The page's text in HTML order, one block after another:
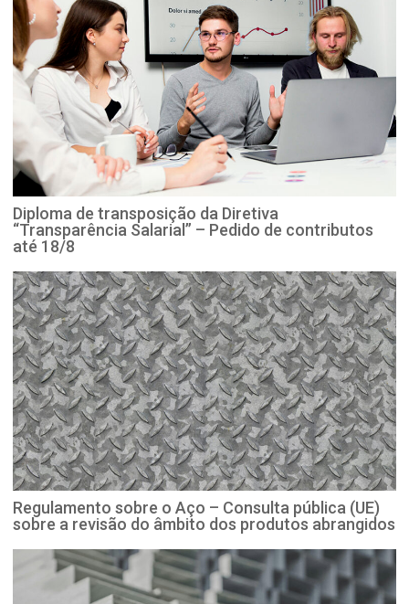
Diploma de transposição da Diretiva
“Transparência Salarial” – Pedido de contributos
até 18/8
Regulamento sobre o Aço – Consulta pública (UE)
sobre a revisão do âmbito dos produtos abrangidos